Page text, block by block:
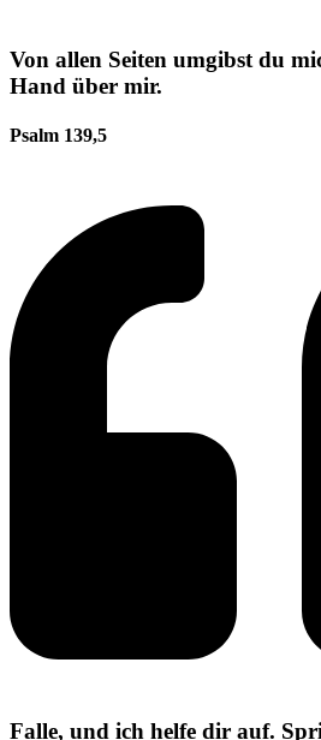
Von allen Seiten umgibst du
Hand über mir.
Psalm 139,5
Falle, und ich helfe dir auf.